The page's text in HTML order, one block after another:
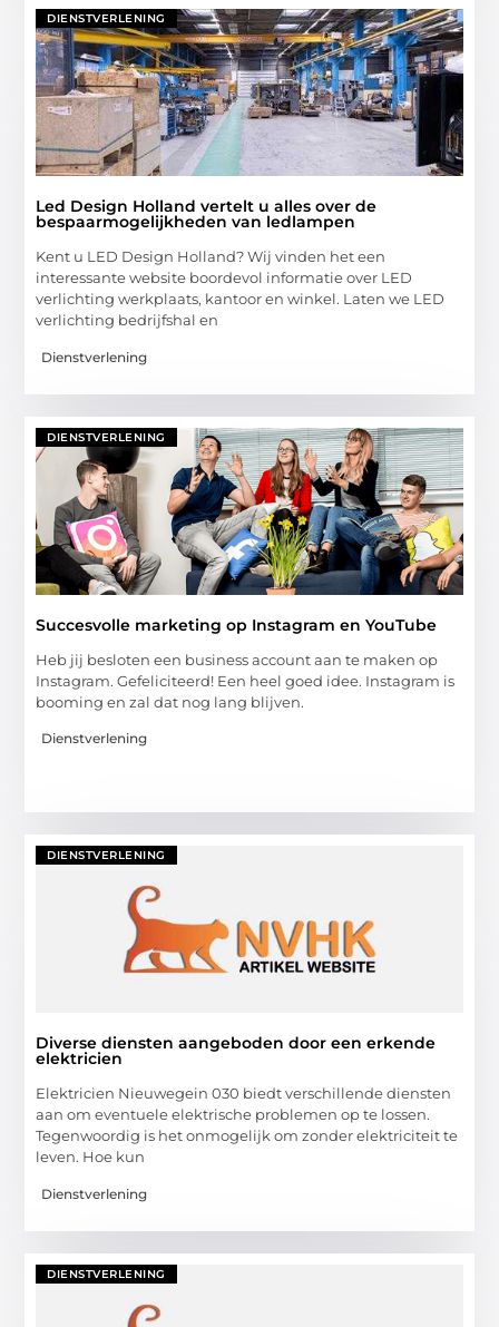
DIENSTVERLENING
Led Design Holland vertelt u alles over de
bespaarmogelijkheden van ledlampen
Kent u LED Design Holland? Wij vinden het een
interessante website boordevol informatie over LED
verlichting werkplaats, kantoor en winkel. Laten we LED
verlichting bedrijfshal en
Dienstverlening
DIENSTVERLENING
Succesvolle marketing op Instagram en YouTube
Heb jij besloten een business account aan te maken op
Instagram. Gefeliciteerd! Een heel goed idee. Instagram is
booming en zal dat nog lang blijven.
Dienstverlening
DIENSTVERLENING
Diverse diensten aangeboden door een erkende
elektricien
Elektricien Nieuwegein 030 biedt verschillende diensten
aan om eventuele elektrische problemen op te lossen.
Tegenwoordig is het onmogelijk om zonder elektriciteit te
leven. Hoe kun
Dienstverlening
DIENSTVERLENING